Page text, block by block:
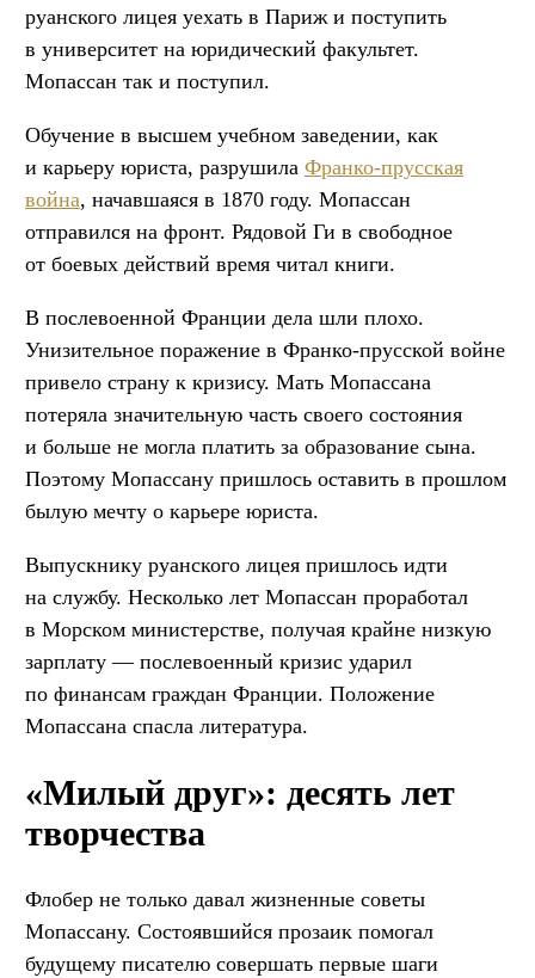
руанского лицея уехать в Париж и поступить
в университет на юридический факультет.
Мопассан так и поступил.
Обучение в высшем учебном заведении, как
и карьеру юриста, разрушила Франко-прусская
война, начавшаяся в 1870 году. Мопассан
отправился на фронт. Рядовой Ги в свободное
от боевых действий время читал книги.
В послевоенной Франции дела шли плохо.
Унизительное поражение в Франко-прусской войне
привело страну к кризису. Мать Мопассана
потеряла значительную часть своего состояния
и больше не могла платить за образование сына.
Поэтому Мопассану пришлось оставить в прошлом
былую мечту о карьере юриста.
Выпускнику руанского лицея пришлось идти
на службу. Несколько лет Мопассан проработал
в Морском министерстве, получая крайне низкую
зарплату — послевоенный кризис ударил
по финансам граждан Франции. Положение
Мопассана спасла литература.
«Милый друг»: десять лет
творчества
Флобер не только давал жизненные советы
Мопассану. Состоявшийся прозаик помогал
будущему писателю совершать первые шаги